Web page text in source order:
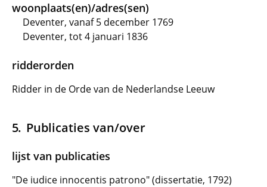
woonplaats(en)/adres(sen)
Deventer, vanaf 5 december 1769
Deventer, tot 4 januari 1836
ridderorden
Ridder in de Orde van de Nederlandse Leeuw
Publicaties van/over
lijst van publicaties
"De iudice innocentis patrono" (dissertatie, 1792)